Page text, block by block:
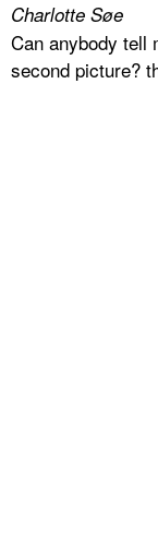
Charlotte Søe
Can anybody tell
second picture?